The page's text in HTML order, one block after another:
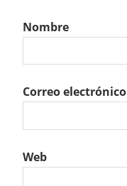
Nombre
Correo electrónico
Web